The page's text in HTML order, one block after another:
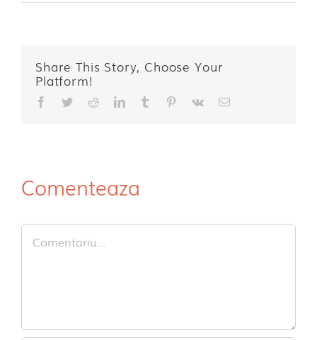
Share This Story, Choose Your
Platform!
Facebook
TwitterRedditLinkedIn
TumblrPinterest
Vk
E-
Comenteaza
Comment